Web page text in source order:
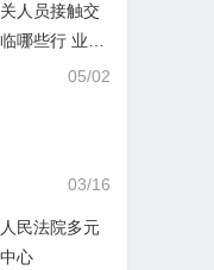
人员接触交
哪些行 业处
05/02
03/16
民法院多元
心